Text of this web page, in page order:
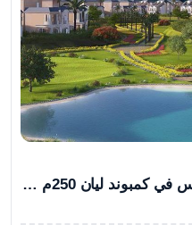
باقل من سعر السوق تاون هاوس في كمبوند ليان 250م تشطيب كامل